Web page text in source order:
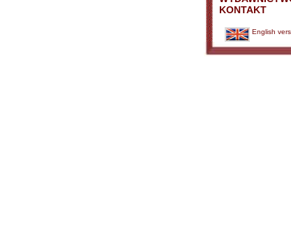
KONTAKT
English